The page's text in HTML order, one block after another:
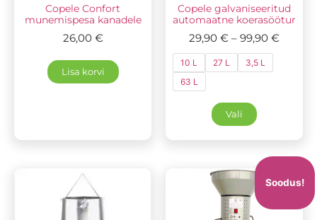
Copele Confort
munemispesa kanadele
26,00 €
Lisa korvi
Copele galvaniseeritud
automaatne koerasöötur
29,90 € – 99,90 €
10 L 27 L
3,5 L
63 L
Vali
Soodus!